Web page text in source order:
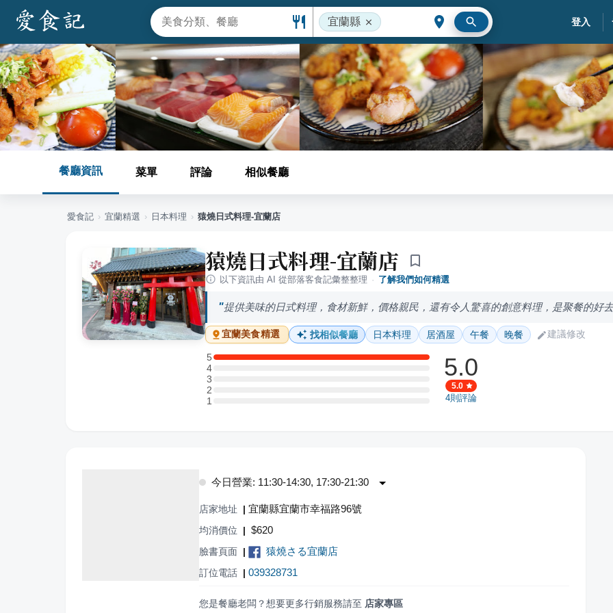
宜蘭縣 登入
餐廳資訊 菜單 評論 相似餐廳
愛食記 › 宜蘭精選 › 日本料理 › 猿燒日式料理-宜蘭店
猿燒日式料理-宜蘭店
以下資訊由 AI 從部落客食記彙整整理 · 了解我們如何精選
提供美味的日式料理，食材新鮮，價格親民，還有令人驚喜的創意料理，是聚餐的好
宜蘭美食精選 找相似餐廳 日本料理 居酒屋 午餐 晚餐 建議修改
5
5 星：1 則評論
4
4 星：0 則評論
3
3 星：0 則評論
2
2 星：0 則評論
11 星：0 則評論
5.0
5.0
4則評論
今日營業: 11:30-14:30, 17:30-21:30
店家地址 | 宜蘭縣宜蘭市幸福路96號
均消價位 | $620
臉書頁面 | 猿燒さる宜蘭店
訂位電話 | 039328731
您是餐廳老闆？想要更多行銷服務請至 店家專區